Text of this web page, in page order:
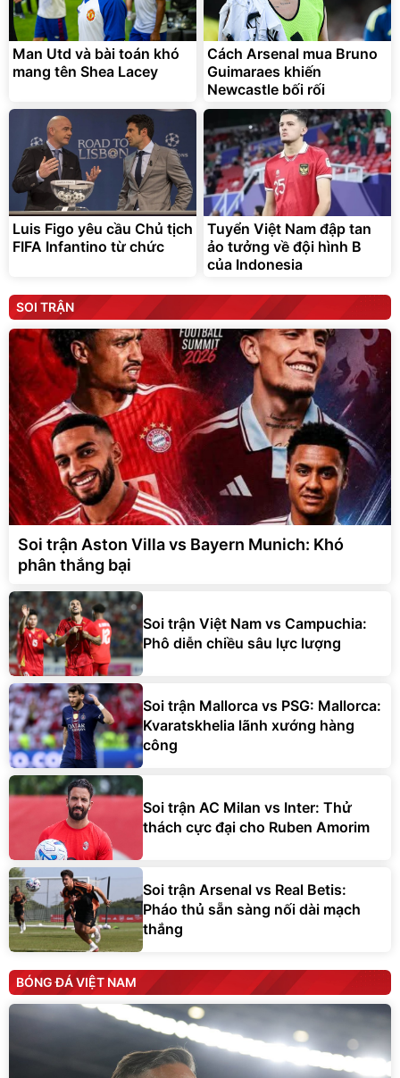
Man Utd và bài toán khó
mang tên Shea Lacey
Cách Arsenal mua Bruno
Guimaraes khiến
Newcastle bối rối
Luis Figo yêu cầu Chủ tịch
FIFA Infantino từ chức
Tuyển Việt Nam đập tan
ảo tưởng về đội hình B
của Indonesia
SOI TRẬN
Soi trận Aston Villa vs Bayern Munich: Khó
phân thắng bại
Soi trận Việt Nam vs Campuchia:
Phô diễn chiều sâu lực lượng
Soi trận Mallorca vs PSG: Mallorca:
Kvaratskhelia lãnh xướng hàng
công
Soi trận AC Milan vs Inter: Thử
thách cực đại cho Ruben Amorim
Soi trận Arsenal vs Real Betis:
Pháo thủ sẵn sàng nối dài mạch
thắng
BÓNG ĐÁ VIỆT NAM